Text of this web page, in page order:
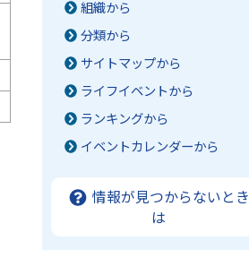
組織から
分類から
サイトマップから
ライフイベントから
ランキングから
イベントカレンダーから
情報が見つからないとき
は